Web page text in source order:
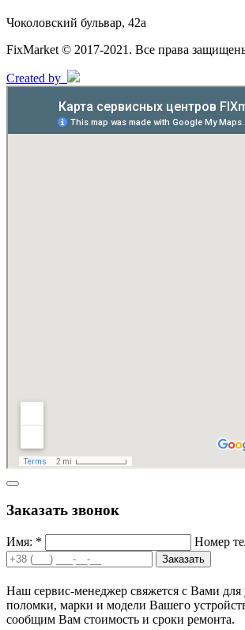
Чоколовский бульвар, 42а
FixMarket © 2017-2021. Все права
Created by
Заказать звонок
Имя: * Номер
Заказать
Наш сервис-менеджер свяжется с Вами для
поломки, марки и модели Вашего
сообщим Вам стоимость и сроки ремонта.